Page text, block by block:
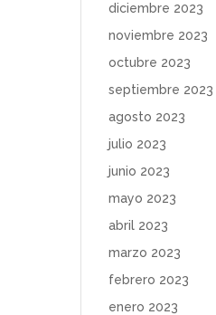
diciembre 2023
noviembre 2023
octubre 2023
septiembre 2023
agosto 2023
julio 2023
junio 2023
mayo 2023
abril 2023
marzo 2023
febrero 2023
enero 2023